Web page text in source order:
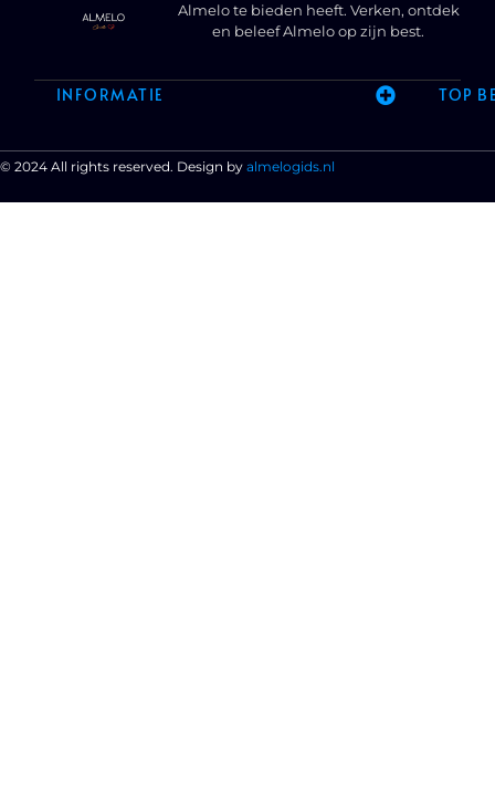
Almelo te bieden heeft. Verken, ontdek
en beleef Almelo op zijn best.
INFORMATIE TOP
© 2024 All rights reserved. Design by almelogids.nl